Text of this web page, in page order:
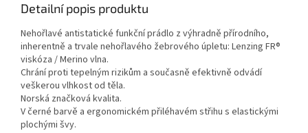
Detailní popis produktu
Nehořlavé antistatické funkční prádlo z výhradně přírodního,
inherentně a trvale nehořlavého žebrového úpletu: Lenzing FR®
viskóza / Merino vlna.
Chrání proti tepelným rizikům a současně efektivně odvádí
veškerou vlhkost od těla.
Norská značková kvalita.
V černé barvě a ergonomickém přiléhavém střihu s elastickými
plochými švy.